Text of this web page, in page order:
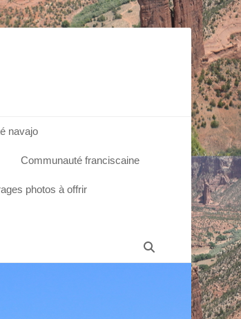
navajo
Communauté franciscaine
photos à offrir
Recherche